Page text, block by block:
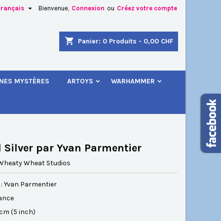
Bienvenue, Connexion ou Créez votre compte

shopping_cart Panier: 0 Produits - 0,00 CHF
MYSTÈRES ARTOYS WARHAMMER
Silver par Yvan Parmentier
Wheat Studios
Yvan Parmentier
(5 inch)